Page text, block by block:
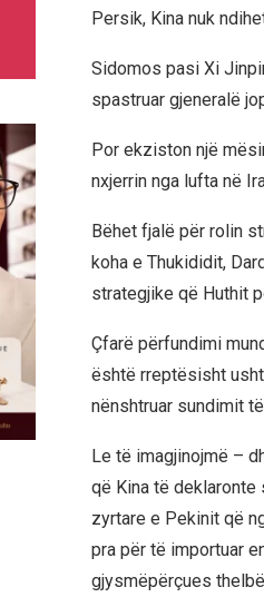
Persik, Kina nuk
Sidomos pasi Xi
spastruar gjeneralë
Por ekziston një
nxjerrin nga lufta në
Bëhet fjalë për rolin
koha e Thukididit,
strategjike që Huthit
Çfarë përfundimi
është rreptësisht
nënshtruar sundimit
Le të imagjinojmë –
që Kina të deklaronte
zyrtare e Pekinit që
pra për të importuar
gjysmëpërçues